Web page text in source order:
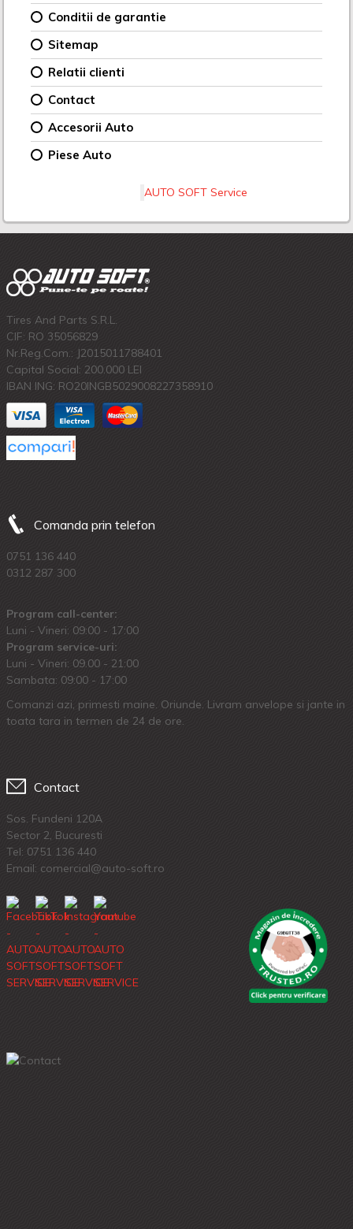
Conditii de garantie
Sitemap
Relatii clienti
Contact
Accesorii Auto
Piese Auto
AUTO SOFT Service
Tires And Parts S.R.L.
CIF: RO 35056829
Nr.Reg.Com.: J2015011788401
Capital Social: 200.000 LEI
IBAN ING: RO20INGB5029008227358910
Comanda prin telefon
0751 136 440
0312 287 300
Program call-center:
Luni - Vineri: 09:00 - 17:00
Program service-uri:
Luni - Vineri: 09.00 - 21:00
Sambata: 09:00 - 17:00
Comanzi azi, primesti maine. Oriunde. Livram anvelope si jante in
toata tara in termen de 24 de ore.
Contact
Sos. Fundeni 120A
Sector 2, Bucuresti
Tel: 0751 136 440
Email: comercial@auto-soft.ro